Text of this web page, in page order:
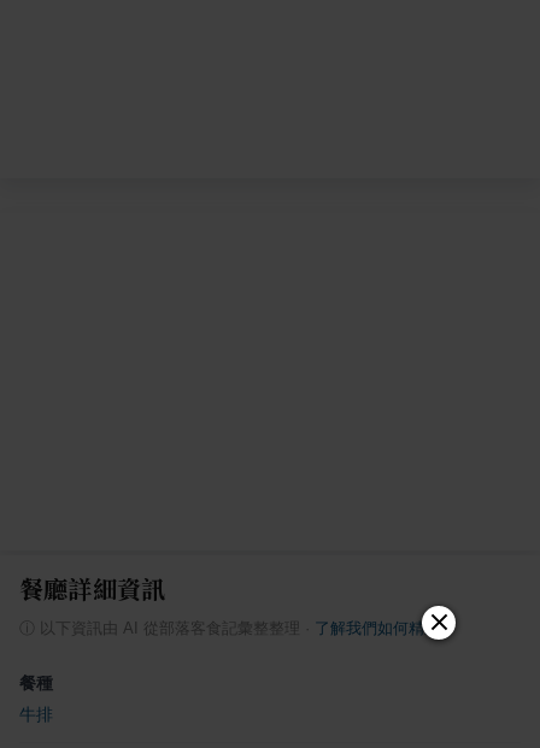
餐廳詳細資訊
以下資訊由 AI 從部落客食記彙整整理 了解我們如何精選
餐種
牛排